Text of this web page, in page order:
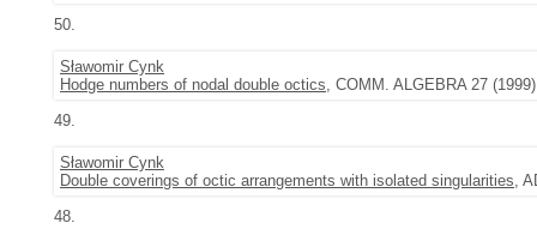
50.
Sławomir Cynk
Hodge numbers of nodal double octics, COMM. ALGEBRA 27
49.
Sławomir Cynk
Double coverings of octic arrangements with isolated singularities,
48.